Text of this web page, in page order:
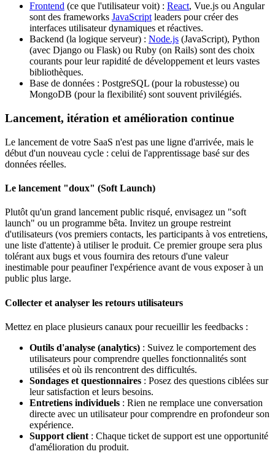
Frontend (ce que l'utilisateur voit) : React, Vue.js ou Angular
sont des frameworks JavaScriptleaders pour créer des
interfaces utilisateur dynamiques et réactives.
Backend (la logique serveur) : Node.js (JavaScript), Python
(avec Django ou Flask) ou Ruby (on Rails) sont des choix
courants pour leur rapidité de développement et leurs vastes
bibliothèques.
Base de données : PostgreSQL (pour la robustesse) ou
MongoDB (pour la flexibilité) sont souvent privilégiés.
Lancement, itération et amélioration continue
Le lancement de votre SaaS n'est pas une ligne d'arrivée, mais le
début d'un nouveau cycle : celui de l'apprentissage basé sur des
données réelles.
Le lancement "doux" (Soft Launch)
Plutôt qu'un grand lancement public risqué, envisagez un "soft
launch" ou un programme bêta. Invitez un groupe restreint
d'utilisateurs (vos premiers contacts, les participants à vos entretiens,
une liste d'attente) à utiliser le produit. Ce premier groupe sera plus
tolérant aux bugs et vous fournira des retours d'une valeur
inestimable pour peaufiner l'expérience avant de vous exposer à un
public plus large.
Collecter et analyser les retours utilisateurs
Mettez en place plusieurs canaux pour recueillir les feedbacks :
Outils d'analyse (analytics) : Suivez le comportement des
utilisateurs pour comprendre quelles fonctionnalités sont
utilisées et où ils rencontrent des difficultés.
Sondages et questionnaires : Posez des questions ciblées sur
leur satisfaction et leurs besoins.
Entretiens individuels : Rien ne remplace une conversation
directe avec un utilisateur pour comprendre en profondeur son
expérience.
Support client : Chaque ticket de support est une opportunité
d'amélioration du produit.